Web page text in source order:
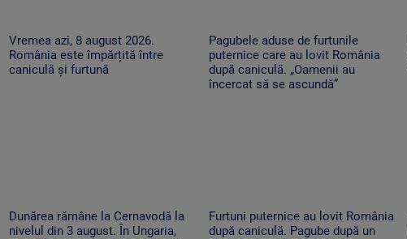
Vremea azi, 8 august 2026.
România este împărțită între
caniculă și furtună
Pagubele aduse de furtunile
puternice care au lovit România
după caniculă. „Oamenii au
încercat să se ascundă”
Dunărea rămâne la Cernavodă la
nivelul din 3 august. În Ungaria,
Furtuni puternice au lovit România
după caniculă. Pagube după un